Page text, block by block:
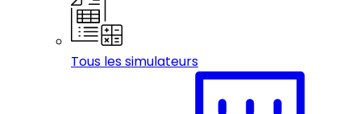
Tous les simulateurs